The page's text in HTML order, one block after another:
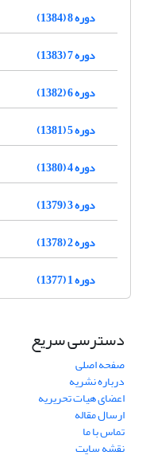
دوره 8 (1384)
دوره 7 (1383)
دوره 6 (1382)
دوره 5 (1381)
دوره 4 (1380)
دوره 3 (1379)
دوره 2 (1378)
دوره 1 (1377)
دسترسی سریع
صفحه اصلی
درباره نشریه
اعضای هیات تحریریه
ارسال مقاله
تماس با ما
نقشه سایت